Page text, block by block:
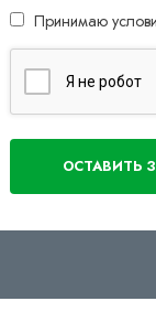
Принимаю
Я нe poбoт